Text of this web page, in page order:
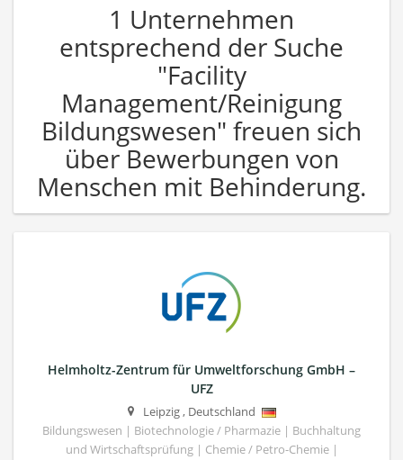
1 Unternehmen
entsprechend der Suche
"Facility
Management/Reinigung
Bildungswesen" freuen sich
über Bewerbungen von
Menschen mit Behinderung.
Helmholtz-Zentrum für Umweltforschung GmbH –
UFZ
Leipzig, Deutschland
Bildungswesen | Biotechnologie / Pharmazie | Buchhaltung
und Wirtschaftsprüfung | Chemie / Petro-Chemie |